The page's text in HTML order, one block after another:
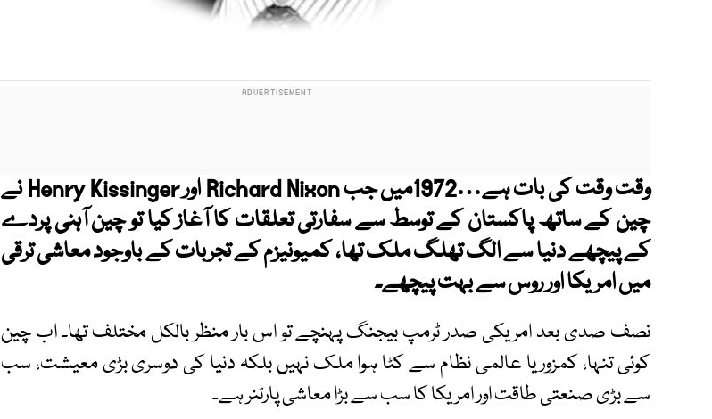
وقت وقت کی بات ہے…1972میں جب Richard Nixon اور Henry Kissinger نے
چین کے ساتھ پاکستان کے توسط سے سفارتی تعلقات کا آغاز کیا تو چین آہنی پردے
کے پیچھے دنیا سے الگ تھلگ ملک تھا، کمیونیزم کے تجربات کے باوجود معاشی ترقی
میں امریکا اور روس سے بہت پیچھے۔
نصف صدی بعد امریکی صدر ٹرمپ بیجنگ پہنچے تو اس بار منظر بالکل مختلف تھا۔ اب چین
کوئی تنہا، کمزور یا عالمی نظام سے کٹا ہوا ملک نہیں بلکہ دنیا کی دوسری بڑی معیشت، سب
سے بڑی صنعتی طاقت اور امریکا کا سب سے بڑا معاشی پارٹنر ہے۔